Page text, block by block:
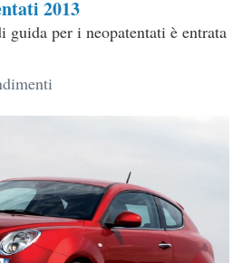
2013
per i neopatentati è entrata